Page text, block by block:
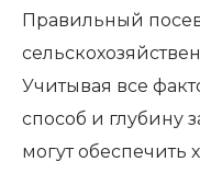
Правильный
Учитывая все
способ и глубину
могут обеспечить